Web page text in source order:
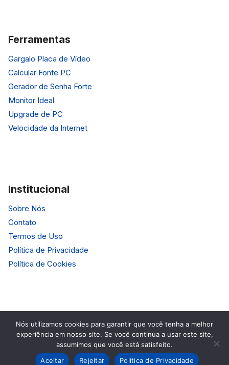
Ferramentas
Gargalo Placa de Vídeo
Calcular Fonte PC
Gerador de Senha Forte
Monitor Ideal
Upgrade de PC
Velocidade da Internet
Institucional
Sobre Nós
Contato
Termos de Uso
Política de Privacidade
Política de Cookies
© 2026 HardTecno. Todos os Direitos Reservados.
Nós utilizamos cookies para garantir que você tenha a melhor
experiência em nosso site. Se você continua a usar este site,
assumimos que você está satisfeito.
Aceitar
Rejeitar Política de Privacidade